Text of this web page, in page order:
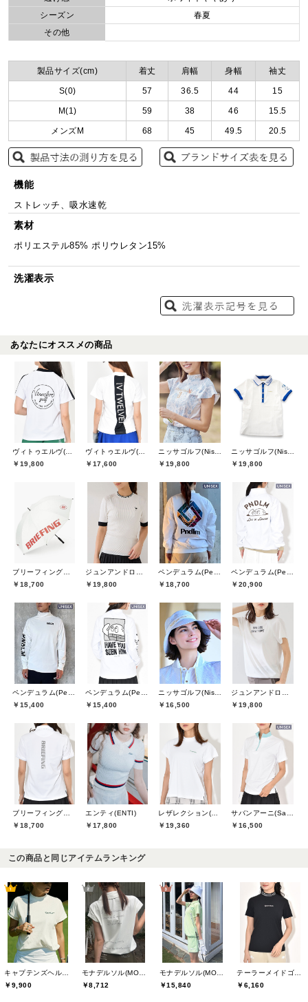
シーズン
春夏
その他
製品サイズ(cm) 着丈 肩幅 身幅 袖丈
S(0) 57 36.5 44 15
M(1) 59 38 46 15.5
メンズM 68 45 49.5 20.5
機能
ストレッチ、吸水速乾
素材
ポリエステル85% ポリウレタン15%
洗濯表示
あなたにオススメの商品
￥19,800
￥17,600
￥19,800
￥19,800
￥18,700
￥19,800
￥18,700
￥20,900
￥15,400
￥15,400
￥16,500
￥19,800
￥18,700
エンティ(ENTI)
￥17,800
￥19,360
￥16,500
この商品と同じアイテムランキング
￥9,900
￥8,712
￥15,840
￥6,160